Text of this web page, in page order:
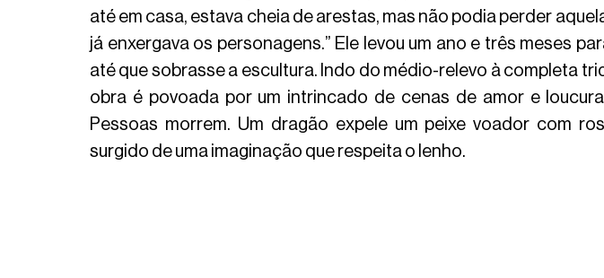
até em casa, estava cheia de arestas, mas não podia perder
já enxergava os personagens.” Ele levou um ano e três meses
até que sobrasse a escultura. Indo do médio-relevo à completa
obra é povoada por um intrincado de cenas de amor e
Pessoas morrem. Um dragão expele um peixe voador com
surgido de uma imaginação que respeita o lenho.